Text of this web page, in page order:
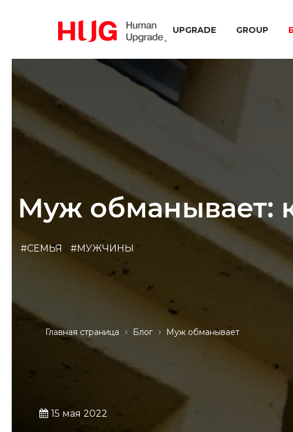
UPGRADE GROUP
Главная страница Блог Муж обманывает
Муж обманывает:
#СЕМЬЯ #МУЖЧИНЫ
15 мая 2022